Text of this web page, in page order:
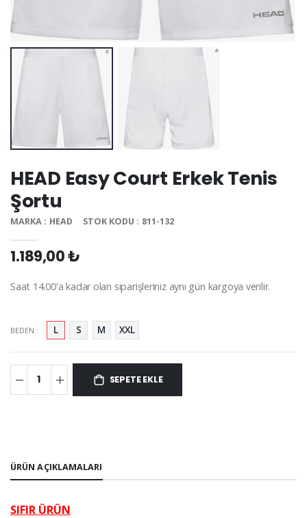
HEAD Easy Court Erkek Tenis
Şortu
MARKA : HEAD STOK KODU : 811-132
1.189,00 ₺
Saat 14.00'a kadar olan siparişleriniz aynı gün kargoya verilir.
BEDEN : L S M XXL
SEPETE EKLE
ÜRÜN AÇIKLAMALARI
SIFIR ÜRÜN